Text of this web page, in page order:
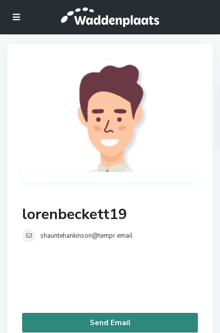
lorenbeckett19
shauntehankinson@tempr.email
Send Email